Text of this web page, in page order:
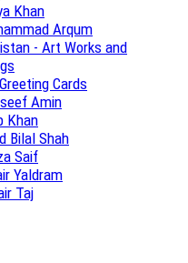
Khan
Arqum
- Art Works and
Cards
Amin
Khan
Bilal Shah
Saif
Yaldram
Taj